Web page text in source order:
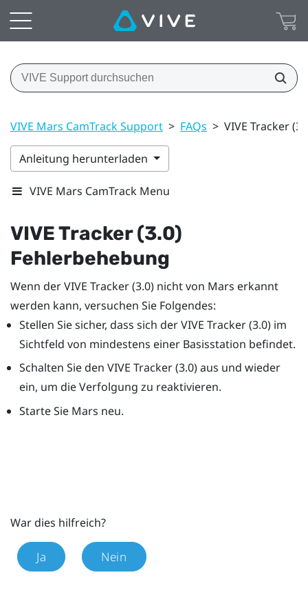
VIVE Mars CamTrack Support > FAQs > VIVE Tracker
Anleitung herunterladen
VIVE Mars CamTrack Menu
VIVE Tracker (3.0)
Fehlerbehebung
Wenn derVIVE Tracker (3.0) nicht von Mars erkannt
werden kann, versuchen Sie Folgendes:
Stellen Sie sicher, dass sich derVIVE Tracker (3.0)im
Sichtfeld von mindestens einer Basisstation befindet.
Schalten Sie den VIVE Tracker (3.0)aus und wieder
ein, um die Verfolgung zu reaktivieren.
Starte Sie Mars neu.
War dies hilfreich?
Ja Nein